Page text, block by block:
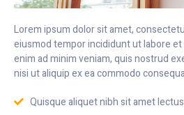
Lorem ipsum dolor sit amet,
eiusmod tempor incididunt ut labore et
enim ad minim veniam, quis nostrud
nisi ut aliquip ex ea commodo
Quisque aliquet nibh sit amet lectus